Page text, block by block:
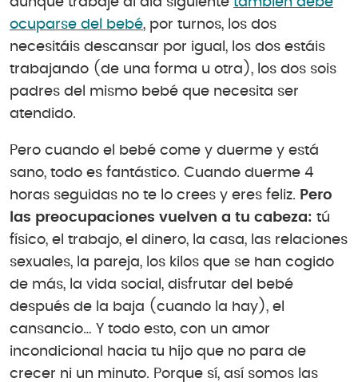
ocuparse del bebé, por turnos, los dos
necesitáis descansar por igual, los dos estáis
trabajando (de una forma u otra), los dos sois
padres del mismo bebé que necesita ser
atendido.
Pero cuando el bebé come y duerme y está
sano, todo es fantástico. Cuando duerme 4
horas seguidas no te lo crees y eres feliz. Pero
las preocupaciones vuelven a tu cabeza: tú
físico, el trabajo, el dinero, la casa, las relaciones
sexuales, la pareja, los kilos que se han cogido
de más, la vida social, disfrutar del bebé
después de la baja (cuando la hay), el
cansancio… Y todo esto, con un amor
incondicional hacia tu hijo que no para de
crecer ni un minuto. Porque sí, así somos las